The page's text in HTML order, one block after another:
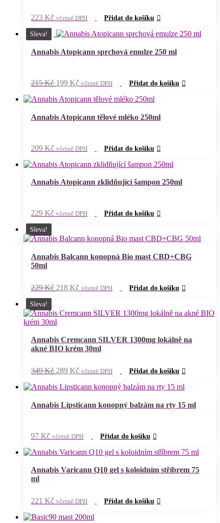
223 Kč včetně DPH Přidat do košíku
Sleva!
Annabis Atopicann sprchová emulze 250 ml
215Kč Původní
byla:
199 KčAktuální
je:
včetně DPH Přidat do košíku
Annabis Atopicann tělové mléko 250ml
209 Kč včetně DPH Přidat do košíku
Annabis Atopicann zklidňující šampon 250ml
229 Kč včetně DPH Přidat do košíku
Sleva!
Annabis Balcann konopná Bio mast CBD+CBG
50ml
229Kč Původní
229 Kč.
218 KčAktuální
218 Kč.
včetně DPH Přidat do košíku
Sleva!
Annabis Cremcann SILVER 1300mg lokálně na
akné BIO krém 30ml
349Kč Původní
byla:
289 KčAktuální
je:
včetně DPH Přidat do košíku
Annabis Lipsticann konopný balzám na rty 15 ml
97 Kč včetně DPH Přidat do košíku
Annabis Varicann Q10 gel s koloidním stříbrem 75
ml
221 Kč včetně DPH Přidat do košíku